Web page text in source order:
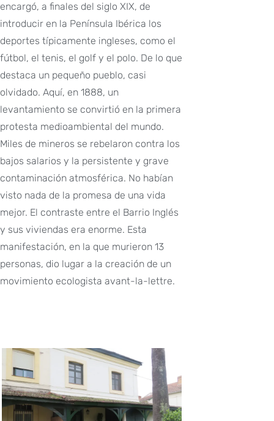
encargó, a finales del siglo XIX, de
introducir en la Península Ibérica los
deportes típicamente ingleses, como el
fútbol, el tenis, el golf y el polo. De lo que
destaca un pequeño pueblo, casi
olvidado. Aquí, en 1888, un
levantamiento se convirtió en la primera
protesta medioambiental del mundo.
Miles de mineros se rebelaron contra los
bajos salarios y la persistente y grave
contaminación atmosférica. No habían
visto nada de la promesa de una vida
mejor. El contraste entre el Barrio Inglés
y sus viviendas era enorme. Esta
manifestación, en la que murieron 13
personas, dio lugar a la creación de un
movimiento ecologista avant-la-lettre.